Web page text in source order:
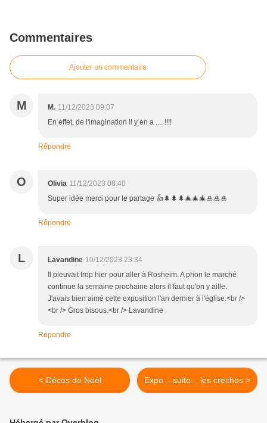
Commentaires
Ajouter un commentaire
M M. 11/12/2023 09:07
En effet, de l'imagination il y en a .... !!!!
Répondre
O Olivia 11/12/2023 08:40
Super idée merci pour le partage 👍🌲🌲🌲🎄🎄🎄🎍🎍🎍
Répondre
L Lavandine 10/12/2023 23:34
Il pleuvait trop hier pour aller à Rosheim. A priori le marché
continue la semaine prochaine alors il faut qu'on y aille.
J'avais bien aimé cette exposition l'an dernier à l'église.<br />
<br /> Gros bisous.<br /> Lavandine
Répondre
< Décos de Noël Expo ...suite... les créches >